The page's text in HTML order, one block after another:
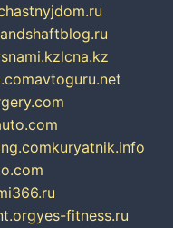
lcna.kz
avtoguru.net
kuryatnik.info
yes-fitness.ru